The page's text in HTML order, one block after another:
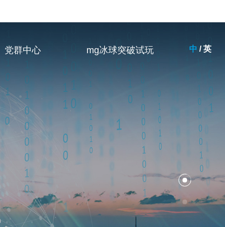
党群中心 mg冰球突破试玩 中 /英